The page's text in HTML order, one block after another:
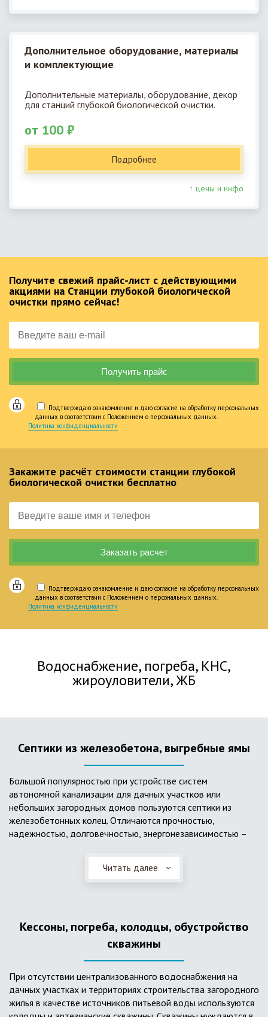
Дополнительное оборудование, материалы
и комплектующие
Дополнительные материалы, оборудование, декор
для станций глубокой биологической очистки.
от 100 ₽
Подробнее
↑ цены и инфо
Получите свежий прайс-лист с действующими
акциями на Станции глубокой биологической
очистки прямо сейчас!
Подтверждаю ознакомление и даю согласие на обработку персональных
данных в соответствии с Положением о персональных данных.
Политика конфиденциальности
Закажите расчёт стоимости станции глубокой
биологической очистки бесплатно
Подтверждаю ознакомление и даю согласие на обработку персональных
данных в соответствии с Положением о персональных данных.
Политика конфиденциальности
Водоснабжение, погреба, КНС,
жироуловители, ЖБ
Септики из железобетона, выгребные ямы
Большой популярностью при устройстве систем
автономной канализации для дачных участков или
небольших загородных домов пользуются септики из
железобетонных колец. Отличаются прочностью,
надежностью, долговечностью, энергонезависимостью –
ж/б колец состоят из нескольких камер, соединенных
переливными трубами, в которых происходят процессы
септики требуют периодической очистки ассенизаторской
Читать далее
Кессоны, погреба, колодцы, обустройство
скважины
При отсутствии централизованного водоснабжения на
дачных участках и территориях строительства загородного
жилья в качестве источников питьевой воды используются